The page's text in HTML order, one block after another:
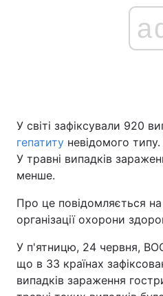
У світі зафіксували 920
гепатиту невідомого
У травні випадків
менше.
Про це повідомляється на
організації охорони
У п'ятницю, 24 червня,
що в 33 країнах
випадків зараження